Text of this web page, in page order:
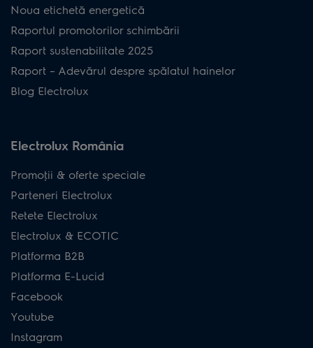
Noua etichetă energetică
Raportul promotorilor schimbării
Raport sustenabilitate 2025
Raport – Adevărul despre spălatul hainelor
Blog Electrolux
Electrolux România
Promoţii & oferte speciale
Parteneri Electrolux
Retete Electrolux
Electrolux & ECOTIC
Platforma B2B
Platforma E-Lucid
Facebook
Youtube
Instagram